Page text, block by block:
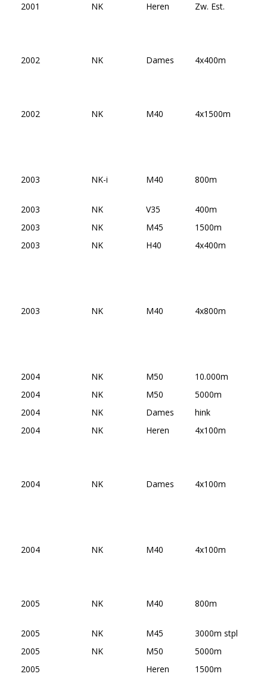
2001 NK Heren Zw. Est.
2002 NK Dames 4x400m
2002 NK M40 4x1500m
2003 NK-i M40 800m
2003 NK V35
400m
2003
NK M45
1500m
2003
NK H40 4x400m
2003 NK M40 4x800m
2004 NK M50
10.000m
2004
NK M50
5000m
2004
NK Dames
hink
2004
NK Heren 4x100m
2004 NK Dames 4x100m
2004 NK M40 4x100m
2005 NK M40 800m
2005 NK M45
3000m stpl
2005
NK M50
5000m
2005
Heren
1500m